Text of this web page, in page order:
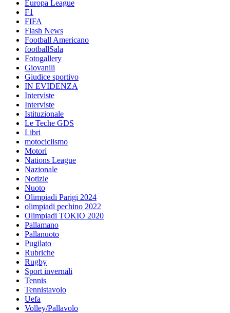
Europa League
F1
FIFA
Flash News
Football Americano
footballSala
Fotogallery
Giovanili
Giudice sportivo
IN EVIDENZA
Interviste
Interviste
Istituzionale
Le Teche GDS
Libri
motociclismo
Motori
Nations League
Nazionale
Notizie
Nuoto
Olimpiadi Parigi 2024
olimpiadi pechino 2022
Olimpiadi TOKIO 2020
Pallamano
Pallanuoto
Pugilato
Rubriche
Rugby
Sport invernali
Tennis
Tennistavolo
Uefa
Volley/Pallavolo